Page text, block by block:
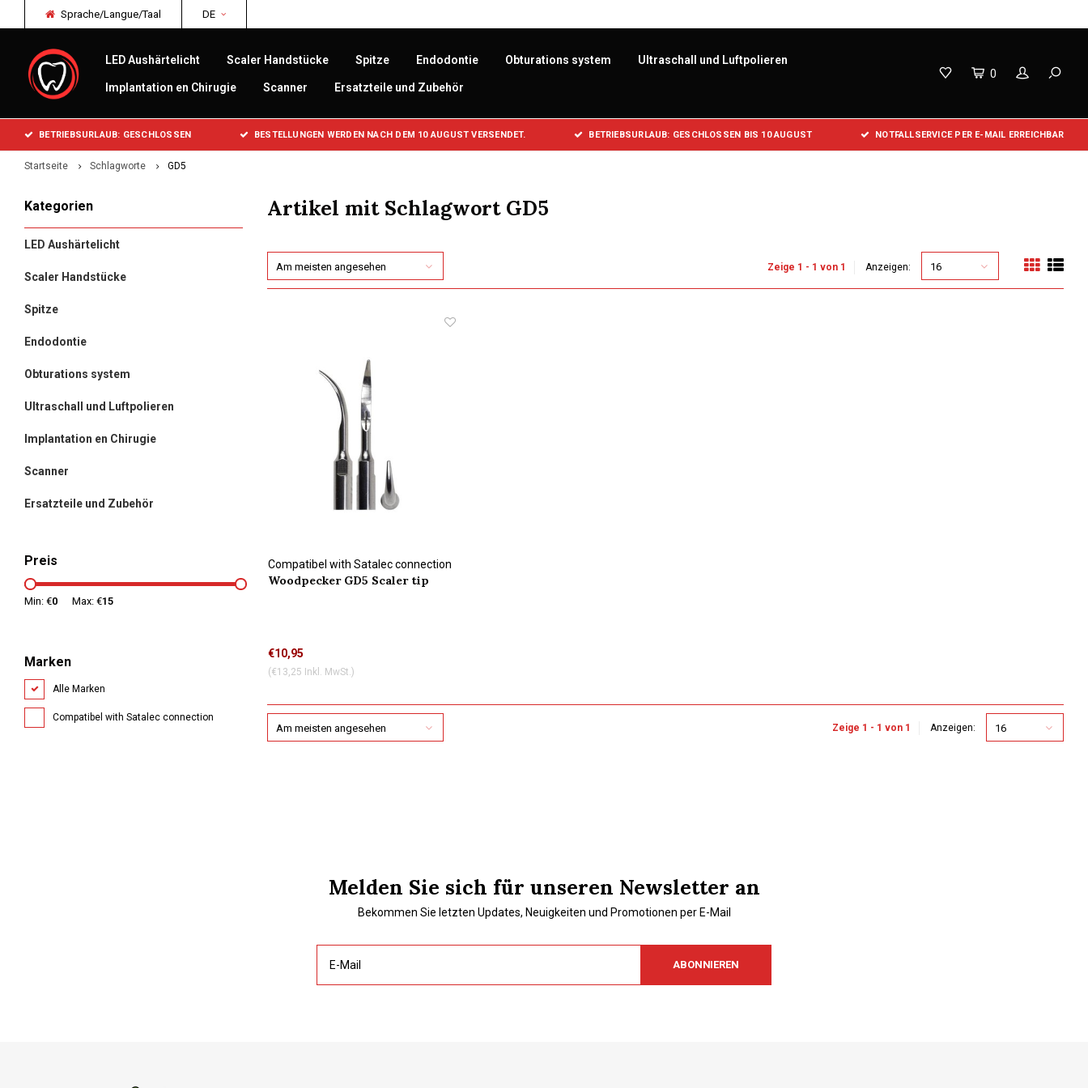
Sprache/Langue/Taal DE
LED Aushärtelicht Scaler Handstücke Spitze Endodontie Obturations system Ultraschall und Luftpolieren
Implantation en Chirugie Scanner Ersatzteile und Zubehör
0
BETRIEBSURLAUB: GESCHLOSSEN BESTELLUNGEN WERDEN NACH DEM 10 AUGUST VERSENDET. BETRIEBSURLAUB: GESCHLOSSEN BIS 10 AUGUST NOTFALLSERVICE PER E-MAIL ERREICHBAR
Startseite Schlagworte GD5
Kategorien
LED Aushärtelicht
Scaler Handstücke
Spitze
Endodontie
Obturations system
Ultraschall und Luftpolieren
Implantation en Chirugie
Scanner
Ersatzteile und Zubehör
Preis
Min: €0 Max: €15
Marken
Alle Marken
Compatibel with Satalec connection
Artikel mit Schlagwort GD5
Am meisten angesehen Zeige 1 - 1 von 1 Anzeigen: 16
Compatibel with Satalec connection
Woodpecker GD5 Scaler tip
€10,95
(€13,25 Inkl. MwSt.)
Am meisten angesehen Zeige 1 - 1 von 1 Anzeigen: 16
Melden Sie sich für unseren Newsletter an
Bekommen Sie letzten Updates, Neuigkeiten und Promotionen per E-Mail
ABONNIEREN